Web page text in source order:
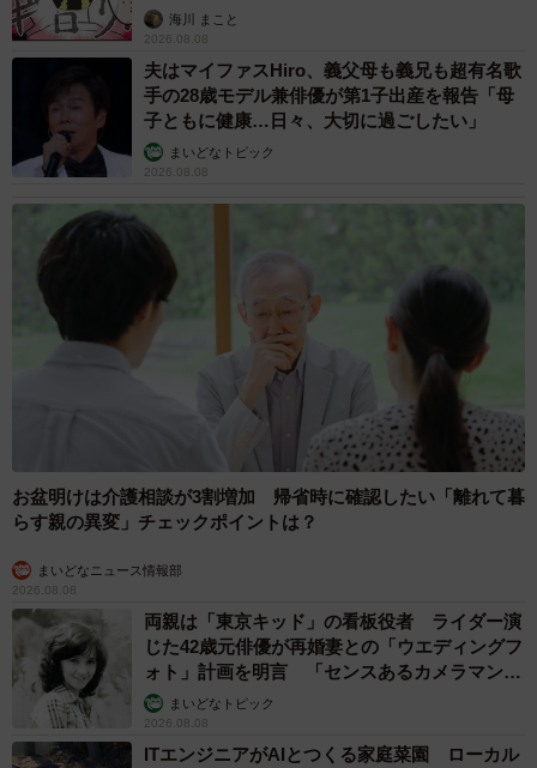
海川 まこと
2026.08.08
夫はマイファスHiro、義父母も義兄も超有名歌
手の28歳モデル兼俳優が第1子出産を報告「母
子ともに健康…日々、大切に過ごしたい」
まいどなトピック
2026.08.08
お盆明けは介護相談が3割増加 帰省時に確認したい「離れて暮
らす親の異変」チェックポイントは？
まいどなニュース情報部
2026.08.08
両親は「東京キッド」の看板役者 ライダー演
じた42歳元俳優が再婚妻との「ウエディングフ
ォト」計画を明言 「センスあるカメラマン求
む」まいどなトピック
2026.08.08
ITエンジニアがAIとつくる家庭菜園 ローカル